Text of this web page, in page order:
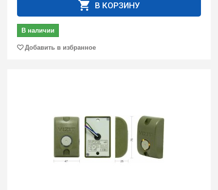
В КОРЗИНУ
В наличии
Добавить в избранное